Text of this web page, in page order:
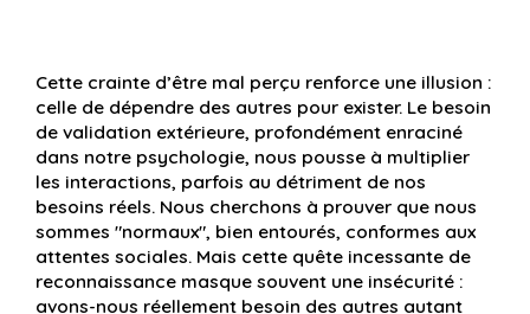
Cette crainte d’être mal perçu renforce une illusion :
celle de dépendre des autres pour exister. Le besoin
de validation extérieure, profondément enraciné
dans notre psychologie, nous pousse à multiplier
les interactions, parfois au détriment de nos
besoins réels. Nous cherchons à prouver que nous
sommes "normaux", bien entourés, conformes aux
attentes sociales. Mais cette quête incessante de
reconnaissance masque souvent une insécurité :
avons-nous réellement besoin des autres autant